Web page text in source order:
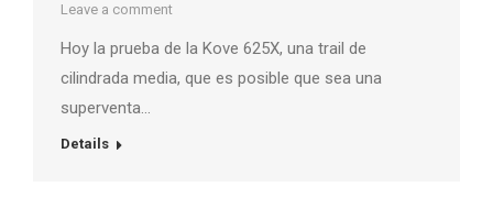
Leave a comment
Hoy la prueba de la Kove 625X, una trail de
cilindrada media, que es posible que sea una
superventa…
Details